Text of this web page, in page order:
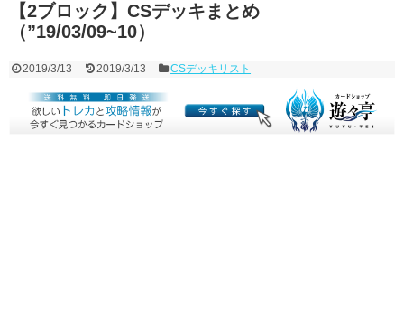
【2ブロック】CSデッキまとめ
（”19/03/09~10）
2019/3/13 2019/3/13 CSデッキリスト